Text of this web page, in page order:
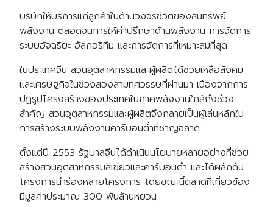
บริษัทให้บริการแก่ลูกค้าในด้านวงจรชีวิตของสินทรัพย์
พลังงาน ตลอดจนการให้คำปรึกษาด้านพลังงาน การจัดการ
ระบบอัจฉริยะ อัลกอริทึม และการจัดการที่เหมาะสมที่สุด
ในประเทศจีน สวนอุตสาหกรรมและผู้ผลิตได้ช่วยเหลือสังคม
และเศรษฐกิจในช่วงสองสามทศวรรษที่ผ่านมา เนื่องจากการ
ปฏิรูปโครงสร้างของประเทศในภาคพลังงานใกล้ถึงช่วง
สำคัญ สวนอุตสาหกรรมและผู้ผลิตจึงกลายเป็นผู้เล่นหลักใน
การสร้างระบบพลังงานคาร์บอนต่ำที่ชาญฉลาด
ตั้งแต่ปี 2553 รัฐบาลจีนได้ดำเนินนโยบายหลายอย่างที่ช่วย
สร้างสวนอุตสาหกรรมสีเขียวและคาร์บอนต่ำ และได้ผลักดัน
โครงการนำร่องหลายโครงการ โดยขณะนี้ตลาดที่เกี่ยวข้อง
มีมูลค่าประมาณ 300 พันล้านหยวน